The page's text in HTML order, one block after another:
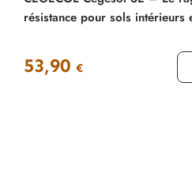
résistance pour sols intérieurs
53,90 €